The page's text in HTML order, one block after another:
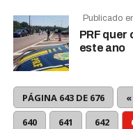
Publicado
PRF
este ano
PÁGINA 643 DE 676
640
641 642